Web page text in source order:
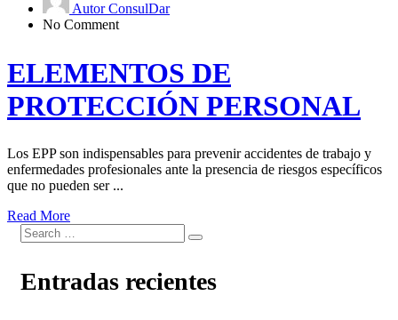
Autor ConsulDar
No Comment
ELEMENTOS DE
PROTECCIÓN PERSONAL
Los EPP son indispensables para prevenir accidentes de trabajo y
enfermedades profesionales ante la presencia de riesgos específicos
que no pueden ser ...
Read More
Entradas recientes